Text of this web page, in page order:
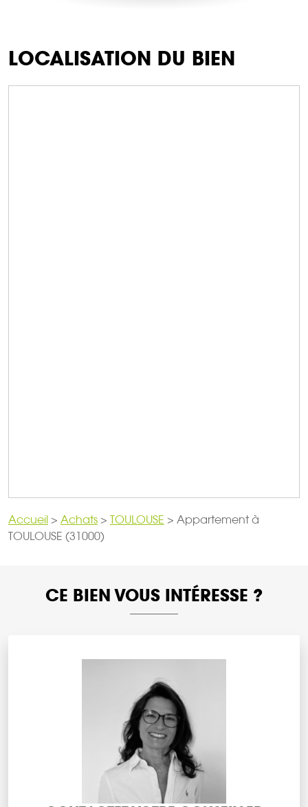
LOCALISATION DU BIEN
Accueil > Achats > TOULOUSE > Appartement à
TOULOUSE (31000)
CE BIEN VOUS INTÉRESSE ?